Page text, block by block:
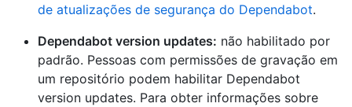
de atualizações de segurança do Dependabot.
Dependabot version updates: não habilitado por
padrão. Pessoas com permissões de gravação em
um repositório podem habilitar Dependabot
version updates. Para obter informações sobre